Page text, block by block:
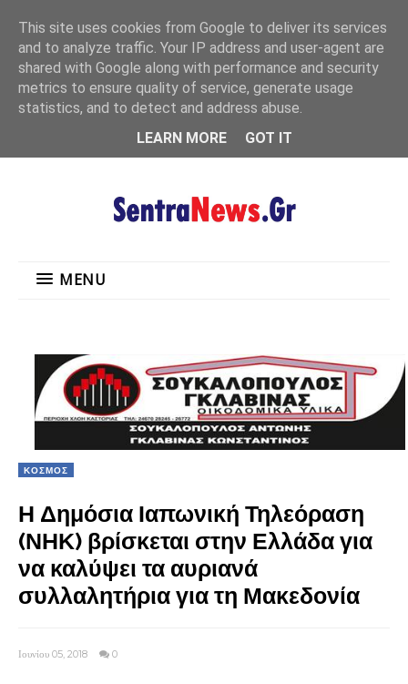
MENU
MENU
ΚΟΣΜΟΣ
Η Δημόσια Ιαπωνική Τηλεόραση
(ΝΗΚ) βρίσκεται στην Ελλάδα για
να καλύψει τα αυριανά
συλλαλητήρια για τη Μακεδονία
Ιουνίου 05, 2018 0
This site uses cookies from Google to deliver its services
and to analyze traffic. Your IP address and user-agent are
shared with Google along with performance and security
metrics to ensure quality of service, generate usage
statistics, and to detect and address abuse.
LEARN MORE
GOT IT